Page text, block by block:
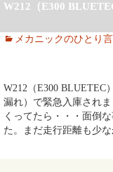
W212（E300
メカニックのひとり言
W212（E300 BLUETEC
漏れ）で緊急入庫され
くってたら・・・面倒
た。まだ走行距離も少